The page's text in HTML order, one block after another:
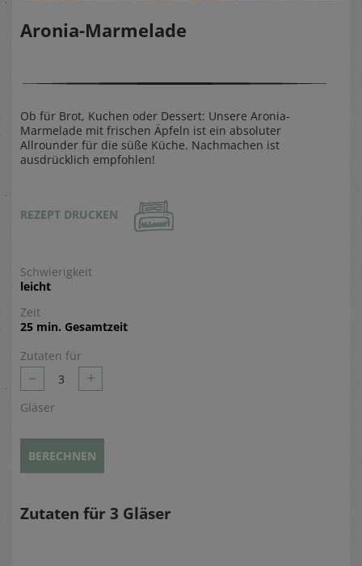
Aronia-Marmelade
Ob für Brot, Kuchen oder Dessert: Unsere Aronia-
Marmelade mit frischen Äpfeln ist ein absoluter
Allrounder für die süße Küche. Nachmachen ist
ausdrücklich empfohlen!
REZEPT DRUCKEN
Schwierigkeit
leicht
Zeit
25 min. Gesamtzeit
Zutaten für
– 3 +
Gläser
BERECHNEN
Zutaten für 3 Gläser